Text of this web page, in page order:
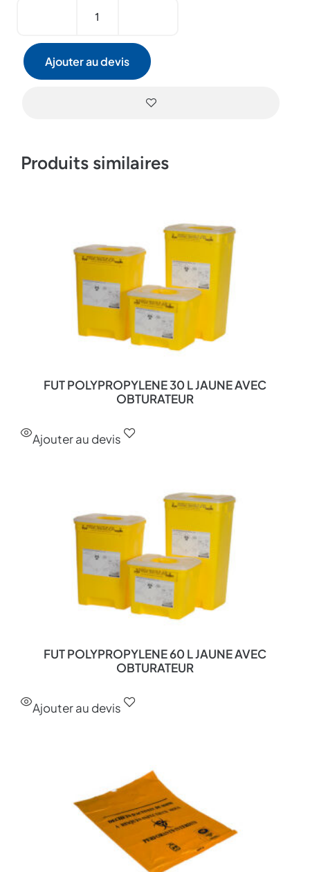
Ajouter au devis
Produits similaires
FUT POLYPROPYLENE 30 L JAUNE AVEC
OBTURATEUR
Ajouter au devis
FUT POLYPROPYLENE 60 L JAUNE AVEC
OBTURATEUR
Ajouter au devis